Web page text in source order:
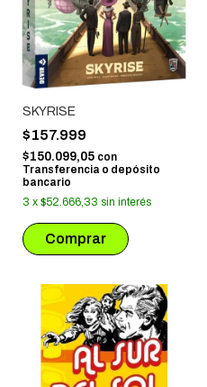
SKYRISE
$157.999
$150.099,05 con
Transferencia o depósito
bancario
3 x $52.666,33 sin interés